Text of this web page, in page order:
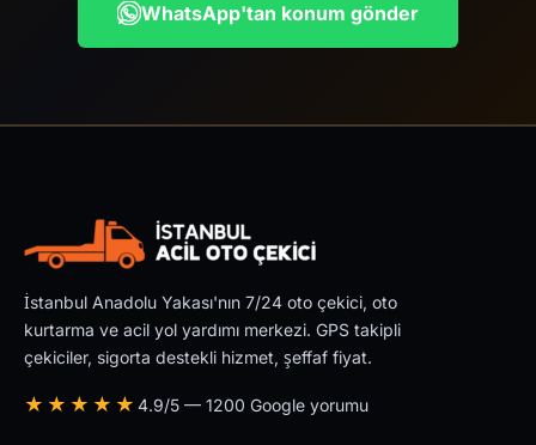
WhatsApp'tan konum gönder
İstanbul Anadolu Yakası'nın 7/24 oto çekici, oto
kurtarma ve acil yol yardımı merkezi. GPS takipli
çekiciler, sigorta destekli hizmet, şeffaf fiyat.
★★★★★ 4.9/5 — 1200 Google yorumu